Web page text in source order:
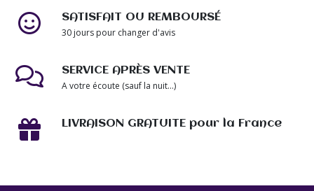
SATISFAIT OU REMBOURSÉ
30 jours pour changer d'avis
SERVICE APRÈS VENTE
A votre écoute (sauf la nuit...)
LIVRAISON GRATUITE pour la France